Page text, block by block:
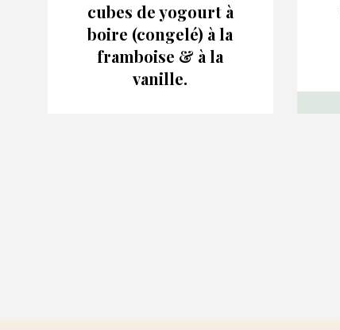
cubes de yogourt à
boire (congelé) à la
framboise & à la
vanille.